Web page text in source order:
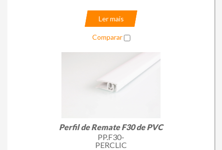
Ler mais
Comparar
Perfil de Remate F30 de PVC
PP.F30-
PERCLIC